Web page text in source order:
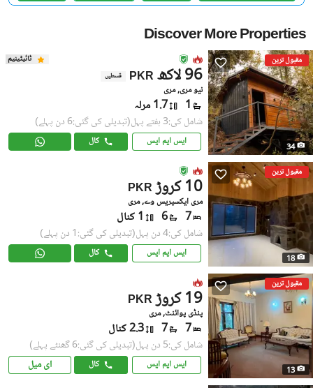
Discover More Properties
مقبول ترین
34
ٹائیٹینیم
PKR 96 لاکھ قسطیں
نیو مری, مری
1 1.7 مرلہ
شامل کی:3 ہفتے پہل (تبدیلی کی گئی:6 دن پہلے)
ایس ایم ایس کال
مقبول ترین
18
PKR 10 کروڑ
مری ایکسپریس وے, مری
7
6 1 کنال
شامل کی:4 دن پہل (تبدیلی کی گئی:1 دن پہلے)
ایس ایم ایس کال
مقبول ترین
13
PKR 19 کروڑ
پنڈی پوائنٹ, مری
7
7 2.3 کنال
شامل کی:5 دن پہل (تبدیلی کی گئی:6 گھنٹے پہلے)
ایس ایم ایس کال ای میل